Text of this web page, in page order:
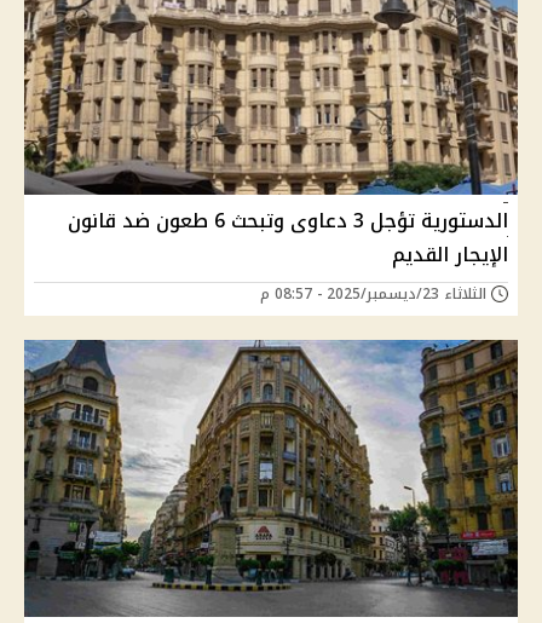
الدستورية تؤجل 3 دعاوى وتبحث 6 طعون ضد قانون
الإيجار القديم
الثلاثاء 23/ديسمبر/2025 - 08:57 م